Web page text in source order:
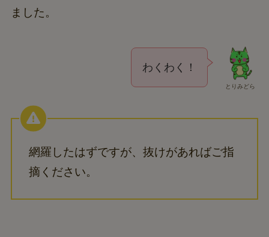
ました。
とりみどら
わくわく！
網羅したはずですが、抜けがあればご指
摘ください。